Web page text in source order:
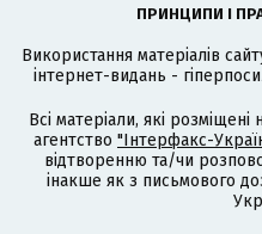
ПРИНЦИПИ І
Використання матеріалів
інтернет-видань -
Всі матеріали, які
агентство "Інтерфакс-
відтворенню та/чи
інакше як з письмового